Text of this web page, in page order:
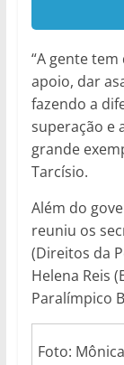
“A gente
apoio, dar
fazendo a
superação e
grande
Tarcísio.
Além do
reuniu os
(Direitos da
Helena Reis
Paralímpico
Foto: